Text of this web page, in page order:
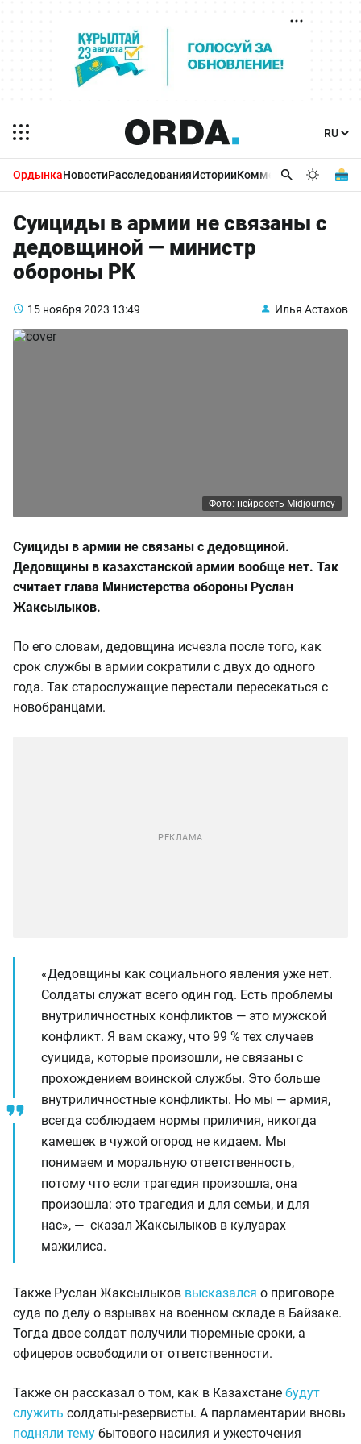
ОрдынкаНовостиРасследованияИсторииКомментарииБизнес
Суициды в армии не связаны с
дедовщиной — министр
обороны РК
15 ноября 2023 13:49 Илья Астахов
Фото: нейросеть Midjourney
Суициды в армии не связаны с дедовщиной.
Дедовщины в казахстанской армии вообще нет. Так
считает глава Министерства обороны Руслан
Жаксылыков.
По его словам, дедовщина исчезла после того, как
срок службы в армии сократили с двух до одного
года. Так старослужащие перестали пересекаться с
новобранцами.
«Дедовщины как социального явления уже нет.
Солдаты служат всего один год. Есть проблемы
внутриличностных конфликтов — это мужской
конфликт. Я вам скажу, что 99 % тех случаев
суицида, которые произошли, не связаны с
прохождением воинской службы. Это больше
внутриличностные конфликты. Но мы — армия,
всегда соблюдаем нормы приличия, никогда
камешек в чужой огород не кидаем. Мы
понимаем и моральную ответственность,
потому что если трагедия произошла, она
произошла: это трагедия и для семьи, и для
нас», — сказал Жаксылыков в кулуарах
мажилиса.
Также Руслан Жаксылыков высказался о приговоре
суда по делу о взрывах на военном складе в Байзаке.
Тогда двое солдат получили тюремные сроки, а
офицеров освободили от ответственности.
Также он рассказал о том, как в Казахстане будут
служить солдаты-резервисты. А парламентарии вновь
подняли тему бытового насилия и ужесточения